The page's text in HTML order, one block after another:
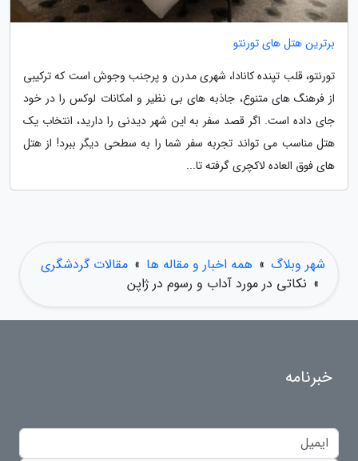
برترین هتل های تورنتو
تورنتو، قلب تپنده کانادا، شهری مدرن و پرجنب وجوش است که ترکیبی
از فرهنگ های متنوع، جاذبه های بی نظیر و امکانات لوکس را در خود
جای داده است. اگر قصد سفر به این شهر دیدنی را دارید، انتخاب یک
هتل مناسب می تواند تجربه سفر شما را به سطحی دیگر ببرد! از هتل
های فوق العاده لاکچری گرفته تا...
شهر وبلاگ » همه اخبار و مقاله ها » مقالات گردشگری
» نکاتی در مورد آداب و رسوم در ژاپن
خبرنامه